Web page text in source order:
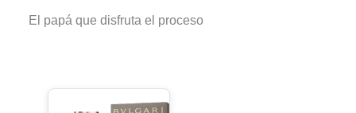
El papá que disfruta el proceso